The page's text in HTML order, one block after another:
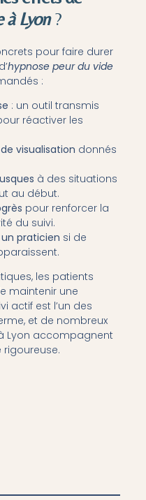
à Lyon?
pour faire durer
hypnose peur du vide
:
: un outil transmis
réactiver les
visualisation donnés
à des situations
au début.
pour renforcer la
du suivi.
praticien si de
les patients
maintenir une
actif est l’un des
et de nombreux
Lyon accompagnent